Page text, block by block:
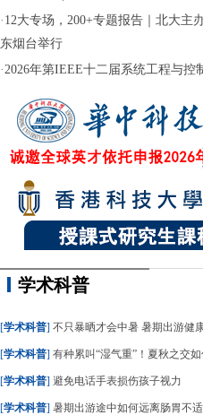
· 12大专场，200+专题报告｜北大主
东烟台举行
·2026年第IEEE十二届系统工程与控
学术科普
[学术科普] 不只暴晒才会中暑 暑期出游健
[学术科普] 有种累叫“湿气重”！夏秋之交
[学术科普] 避免电话手表损伤孩子视力
[学术科普] 暑期出游途中如何远离肠胃不适？什么是“水